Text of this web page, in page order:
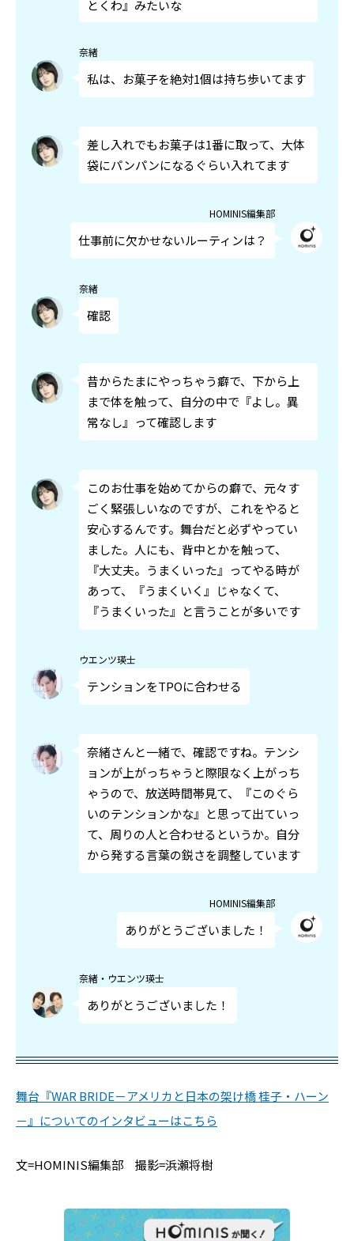
とくわ』みたいな
奈緒
私は、お菓子を絶対1個は持ち歩いてます
差し入れでもお菓子は1番に取って、大体
袋にパンパンになるぐらい入れてます
HOMINIS編集部
仕事前に欠かせないルーティンは？
奈緒
確認
昔からたまにやっちゃう癖で、下から上
まで体を触って、自分の中で『よし。異
常なし』って確認します
このお仕事を始めてからの癖で、元々す
ごく緊張しいなのですが、これをやると
安心するんです。舞台だと必ずやってい
ました。人にも、背中とかを触って、
『大丈夫。うまくいった』ってやる時が
あって、『うまくいく』じゃなくて、
『うまくいった』と言うことが多いです
ウエンツ瑛士
テンションをTPOに合わせる
奈緒さんと一緒で、確認ですね。テンシ
ョンが上がっちゃうと際限なく上がっち
ゃうので、放送時間帯見て、『このぐら
いのテンションかな』と思って出ていっ
て、周りの人と合わせるというか。自分
から発する言葉の鋭さを調整しています
HOMINIS編集部
ありがとうございました！
奈緒・ウエンツ瑛士
ありがとうございました！
舞台『WAR BRIDE－アメリカと日本の架け橋 桂子・ハーン
－』についてのインタビューはこちら
文=HOMINIS編集部 撮影=浜瀬将樹